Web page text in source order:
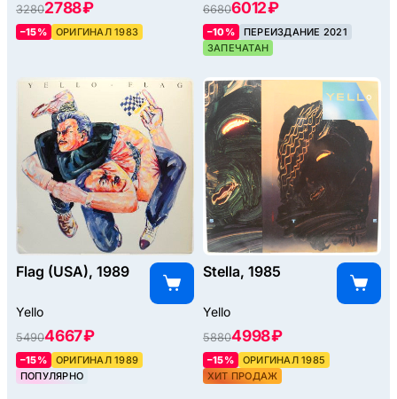
32802788 ₽
–15% ОРИГИНАЛ 1983
66806012 ₽
–10%
ПЕРЕИЗДАНИЕ 2021
ЗАПЕЧАТАН
Flag (USA), 1989
Yello
54904667 ₽
–15%
ОРИГИНАЛ 1989
ПОПУЛЯРНО
Stella, 1985
Yello
58804998 ₽
–15%
ОРИГИНАЛ 1985
ХИТ ПРОДАЖ